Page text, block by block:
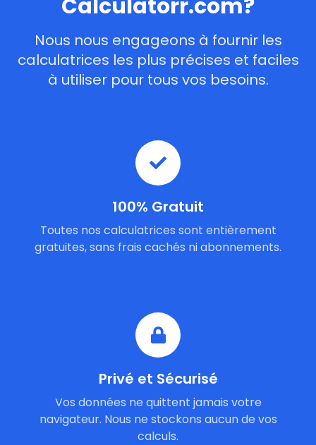
Calculatorr.com?
Nous nous engageons à fournir les
calculatrices les plus précises et faciles
à utiliser pour tous vos besoins.
100% Gratuit
Toutes nos calculatrices sont entièrement
gratuites, sans frais cachés ni abonnements.
Privé et Sécurisé
Vos données ne quittent jamais votre
navigateur. Nous ne stockons aucun de vos
calculs.